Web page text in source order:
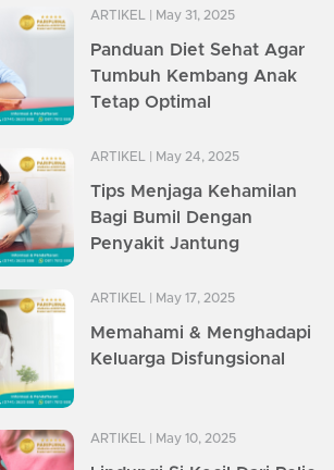
ARTIKEL | May 31, 2025
Panduan Diet Sehat Agar
Tumbuh Kembang Anak
Tetap Optimal
ARTIKEL | May 24, 2025
Tips Menjaga Kehamilan
Bagi Bumil Dengan
Penyakit Jantung
ARTIKEL | May 17, 2025
Memahami & Menghadapi
Keluarga Disfungsional
ARTIKEL | May 10, 2025